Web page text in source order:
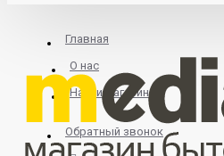
Главная
О нас
Найти магазин
Обратный звонок